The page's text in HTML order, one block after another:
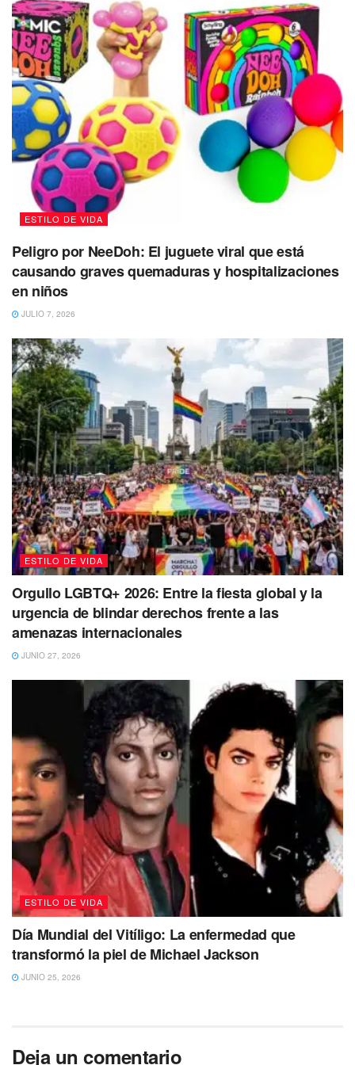
la pena. La mágica Noche de San Juan te ayuda a
liberarte de todo lo que te hace infeliz.
PISCIS
Tendrás un encanto muy especial y atrayente, y es el
momento cumplir un deseo. La mágica Noche de San
Juan te ayuda a liberarte de tus miedos e inseguridades y
a comenzar el verano con la suerte de cara.
ESTILO DE VIDA
Peligro por NeeDoh: El juguete viral que está
causando graves quemaduras y hospitalizaciones
en niños
JULIO 7, 2026
ESTILO DE VIDA
Orgullo LGBTQ+ 2026: Entre la fiesta global y la
urgencia de blindar derechos frente a las
amenazas internacionales
JUNIO 27, 2026
ESTILO DE VIDA
Día Mundial del Vitíligo: La enfermedad que
transformó la piel de Michael Jackson
JUNIO 25, 2026
Deja un comentario